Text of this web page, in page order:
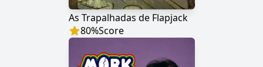
As Trapalhadas de Flapjack
80%Score